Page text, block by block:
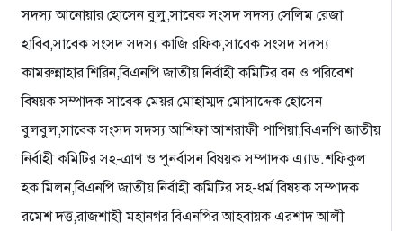
সদস্য আনোয়ার হোসেন বুলু,সাবেক সংসদ সদস্য সেলিম রেজা
হাবিব,সাবেক সংসদ সদস্য কাজি রফিক,সাবেক সংসদ সদস্য
কামরুন্নাহার শিরিন,বিএনপি জাতীয় নির্বাহী কমিটির বন ও পরিবেশ
বিষয়ক সম্পাদক সাবেক মেয়র মোহাম্মদ মোসাদ্দেক হোসেন
বুলবুল,সাবেক সংসদ সদস্য আশিফা আশরাফী পাপিয়া,বিএনপি জাতীয়
নির্বাহী কমিটির সহ-ত্রাণ ও পুনর্বাসন বিষয়ক সম্পাদক এ্যাড.শফিকুল
হক মিলন,বিএনপি জাতীয় নির্বাহী কমিটির সহ-ধর্ম বিষয়ক সম্পাদক
রমেশ দত্ত,রাজশাহী মহানগর বিএনপির আহবায়ক এরশাদ আলী